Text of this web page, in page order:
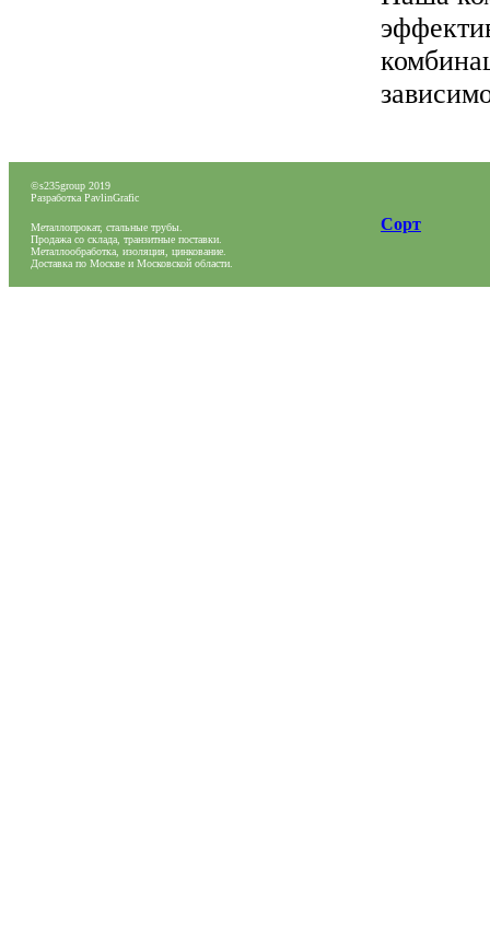
©s235group 2019
Разработка PavlinGrafic
Металлопрокат, стальные трубы.
Продажа со склада, транзитные поставки.
Металлообработка, изоляция, цинкование.
Доставка по Москве и Московской области.
Сорт